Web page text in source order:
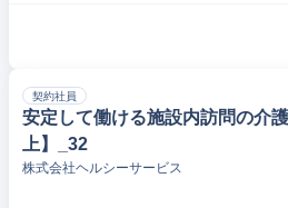
契約社員
安定して働ける施設内訪問の介
上】_32
株式会社ヘルシーサービス